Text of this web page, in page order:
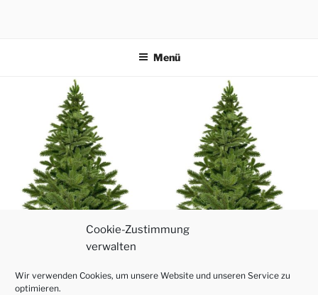
Cookie-Zustimmung
verwalten
Wir verwenden Cookies, um unsere Website und unseren Service zu
optimieren.
Menü